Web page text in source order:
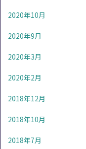
2020年10月
2020年9月
2020年3月
2020年2月
2018年12月
2018年10月
2018年7月